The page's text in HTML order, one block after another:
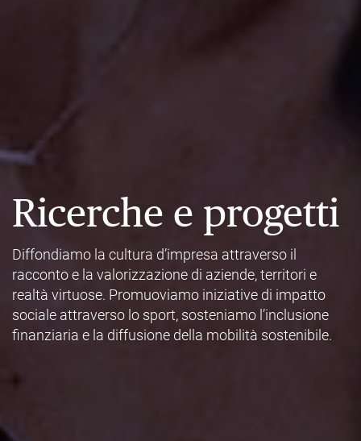
Ricerche e progetti
Diffondiamo la cultura d’impresa attraverso il
racconto e la valorizzazione di aziende, territori e
realtà virtuose. Promuoviamo iniziative di impatto
sociale attraverso lo sport, sosteniamo l’inclusione
finanziaria e la diffusione della mobilità sostenibile.